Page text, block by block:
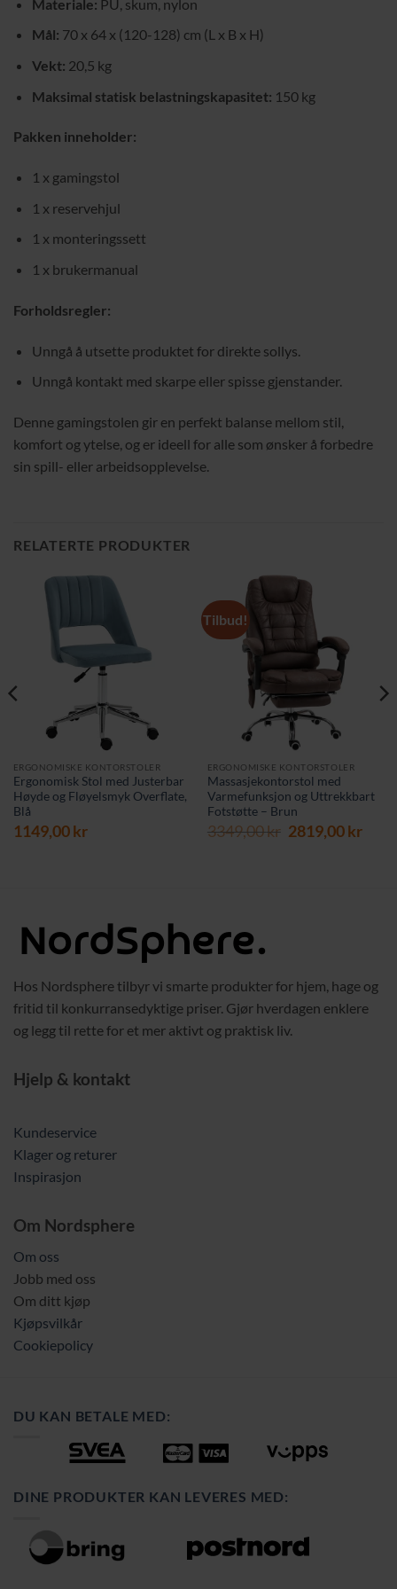
Materiale: PU, skum, nylon
Mål: 70 x 64 x (120-128) cm (L x B x H)
Vekt: 20,5 kg
Maksimal statisk belastningskapasitet: 150 kg
Pakken inneholder:
1 x gamingstol
1 x reservehjul
1 x monteringssett
1 x brukermanual
Forholdsregler:
Unngå å utsette produktet for direkte sollys.
Unngå kontakt med skarpe eller spisse gjenstander.
Denne gamingstolen gir en perfekt balanse mellom stil,
komfort og ytelse, og er ideell for alle som ønsker å forbedre
sin spill- eller arbeidsopplevelse.
RELATERTE PRODUKTER
ERGONOMISKE KONTORSTOLER
Ergonomisk Stol med Justerbar
Høyde og Fløyelsmyk Overflate,
Blå
1149,00kr
Tilbud!
ERGONOMISKE KONTORSTOLER
Massasjekontorstol med
Varmefunksjon og Uttrekkbart
Fotstøtte – Brun
3349,00kr Opprinnelig
2819,00kr
Hos Nordsphere tilbyr vi smarte produkter for hjem, hage og
fritid til konkurransedyktige priser. Gjør hverdagen enklere
og legg til rette for et mer aktivt og praktisk liv.
Hjelp & kontakt
Kundeservice
Klager og returer
Inspirasjon
Om Nordsphere
Om oss
Jobb med oss
Om ditt kjøp
Kjøpsvilkår
Cookiepolicy
DU KAN BETALE MED:
DINE PRODUKTER KAN LEVERES MED: